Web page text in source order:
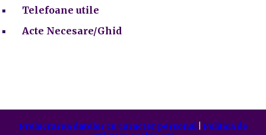
Telefoane utile
Acte Necesare/Ghid
Prelucrarea datelor cu caracter personal| Politica de